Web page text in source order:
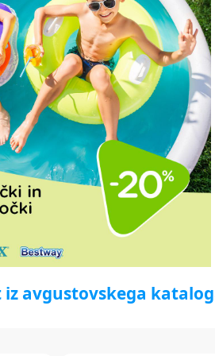
iz avgustovskega